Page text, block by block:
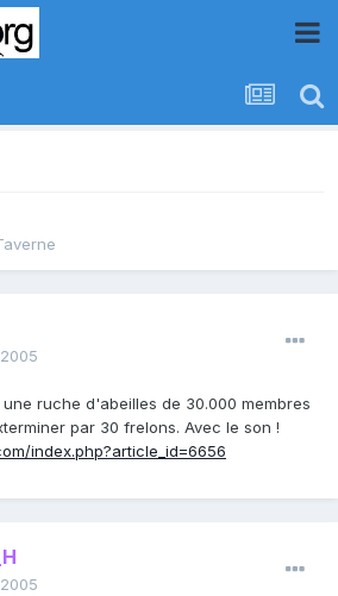
ruche d'abeilles de 30.000 membres
par 30 frelons. Avec le son !
index.php?article_id=6656